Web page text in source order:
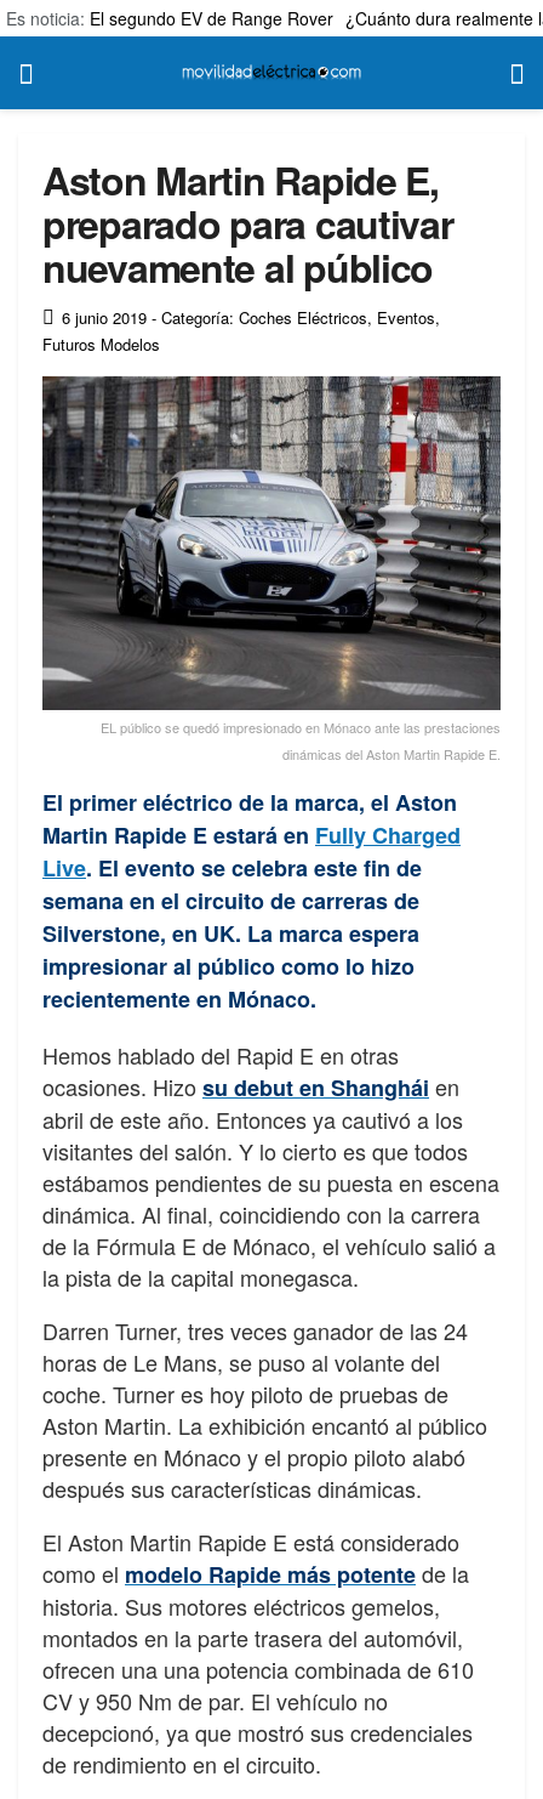
Es noticia: El segundo EV de Range Rover ¿Cuánto dura realmente
Aston Martin Rapide E,
preparado para cautivar
nuevamente al público
6 junio 2019 - Categoría: Coches Eléctricos, Eventos,
Futuros Modelos
EL público se quedó impresionado en Mónaco ante las prestaciones
dinámicas del Aston Martin Rapide E.
El primer eléctrico de la marca, el Aston
Martin Rapide E estará en Fully Charged
Live. El evento se celebra este fin de
semana en el circuito de carreras de
Silverstone, en UK. La marca espera
impresionar al público como lo hizo
recientemente en Mónaco.
Hemos hablado del Rapid E en otras
ocasiones. Hizo su debut en Shanghái en
abril de este año. Entonces ya cautivó a los
visitantes del salón. Y lo cierto es que todos
estábamos pendientes de su puesta en escena
dinámica. Al final, coincidiendo con la carrera
de la Fórmula E de Mónaco, el vehículo salió a
la pista de la capital monegasca.
Darren Turner, tres veces ganador de las 24
horas de Le Mans, se puso al volante del
coche. Turner es hoy piloto de pruebas de
Aston Martin. La exhibición encantó al público
presente en Mónaco y el propio piloto alabó
después sus características dinámicas.
El Aston Martin Rapide E está considerado
como el modelo Rapide más potentede la
historia. Sus motores eléctricos gemelos,
montados en la parte trasera del automóvil,
ofrecen una una potencia combinada de 610
CV y 950 Nm de par. El vehículo no
decepcionó, ya que mostró sus credenciales
de rendimiento en el circuito.